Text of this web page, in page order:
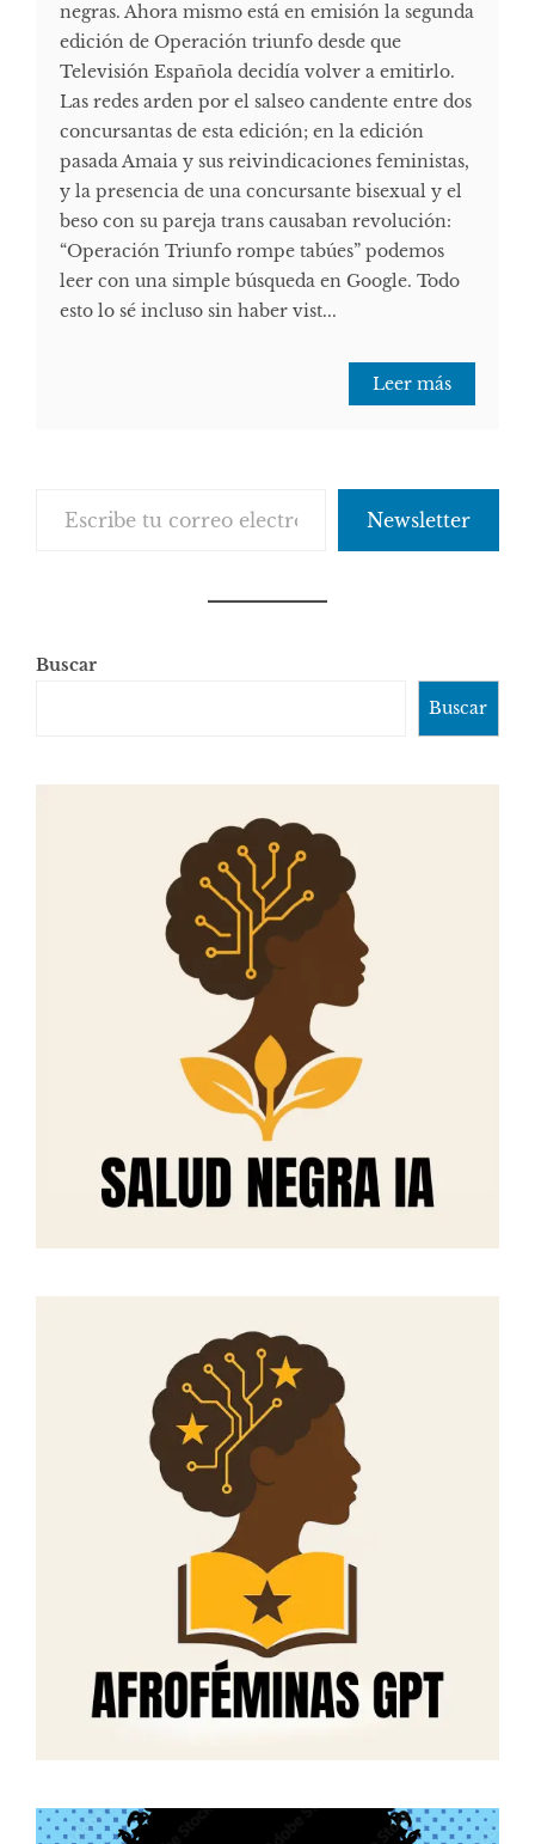
negras. Ahora mismo está en emisión la segunda
edición de Operación triunfo desde que
Televisión Española decidía volver a emitirlo.
Las redes arden por el salseo candente entre dos
concursantas de esta edición; en la edición
pasada Amaia y sus reivindicaciones feministas,
y la presencia de una concursante bisexual y el
beso con su pareja trans causaban revolución:
“Operación Triunfo rompe tabúes” podemos
leer con una simple búsqueda en Google. Todo
esto lo sé incluso sin haber vist...
Leer más
Newsletter
Buscar
Buscar